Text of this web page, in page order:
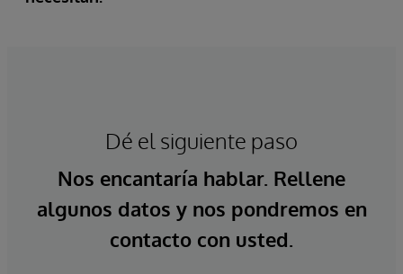
Dé el siguiente paso
Nos encantaría hablar. Rellene
algunos datos y nos pondremos en
contacto con usted.